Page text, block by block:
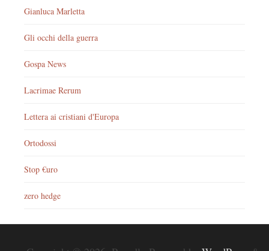
Gianluca Marletta
Gli occhi della guerra
Gospa News
Lacrimae Rerum
Lettera ai cristiani d'Europa
Ortodossi
Stop €uro
zero hedge